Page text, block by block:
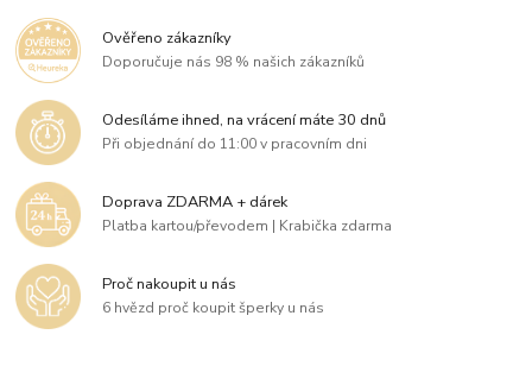
Ověřeno zákazníky
Doporučuje nás 98 % našich zákazníků
Odesíláme ihned, na vrácení máte 30 dnů
Při objednání do 11:00 v pracovním dni
Doprava ZDARMA + dárek
Platba kartou/převodem | Krabička zdarma
Proč nakoupit u nás
6 hvězd proč koupit šperky u nás